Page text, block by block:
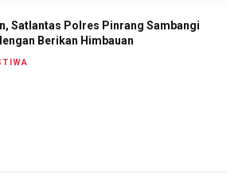
Satlantas Polres Pinrang Sambangi
Berikan Himbauan